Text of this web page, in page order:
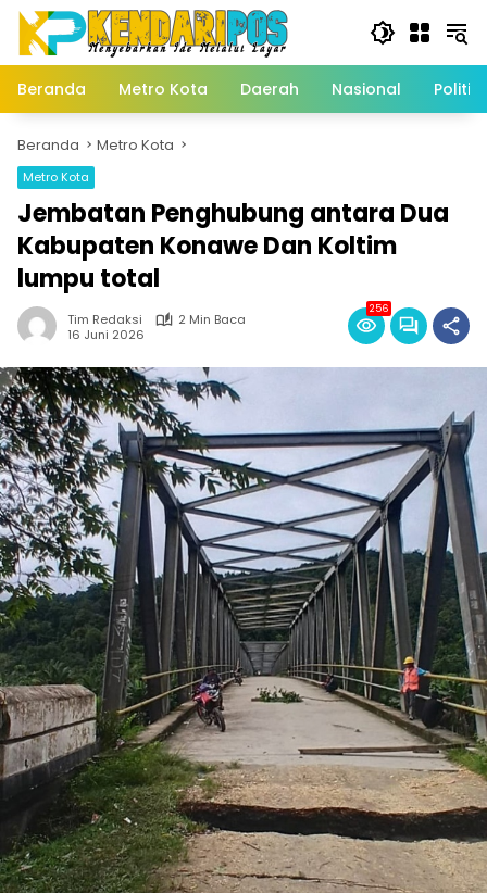
Langsung
konten
Beranda
Metro Kota Daerah Nasional Politik
Beranda Metro Kota
Metro Kota
Jembatan Penghubung antara Dua
Kabupaten Konawe Dan Koltim
lumpu total
Tim Redaksi
2 Min Baca
16 Juni 2026
256